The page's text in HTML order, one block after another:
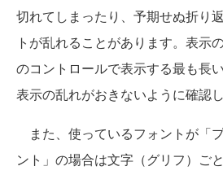
切れてしまったり、予期せぬ折り
トが乱れることがあります。表示
のコントロールで表示する最も長
表示の乱れがおきないように確認し
また、使っているフォントが「
ント」の場合は文字（グリフ）ご